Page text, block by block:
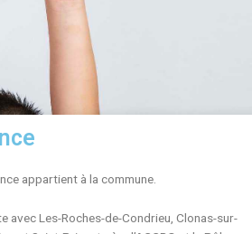
appartient à la commune.
avec Les-Roches-de-Condrieu, Clonas-sur-